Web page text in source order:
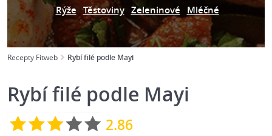
Rýže Těstoviny Zeleninové Mléčné
Recepty Fitweb Rybí filé podle Mayi
Rybí filé podle Mayi
2.86